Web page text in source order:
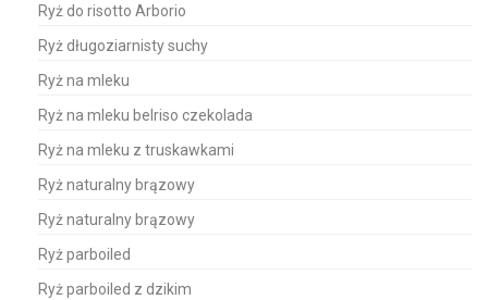
Ryż do risotto Arborio
Ryż długoziarnisty suchy
Ryż na mleku
Ryż na mleku belriso czekolada
Ryż na mleku z truskawkami
Ryż naturalny brązowy
Ryż naturalny brązowy
Ryż parboiled
Ryż parboiled z dzikim